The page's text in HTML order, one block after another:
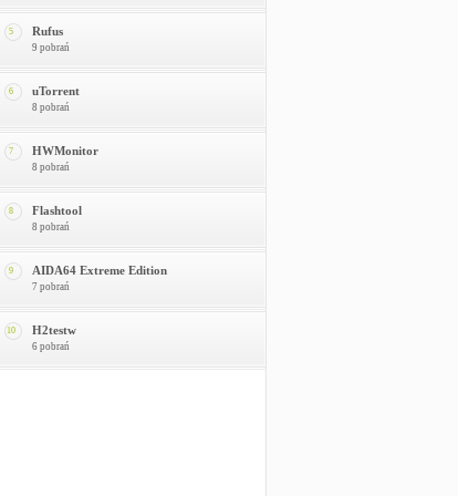
5 Rufus
9 pobrań
6 uTorrent
8 pobrań
7 HWMonitor
8 pobrań
8 Flashtool
8 pobrań
9 AIDA64 Extreme Edition
7 pobrań
10 H2testw
6 pobrań